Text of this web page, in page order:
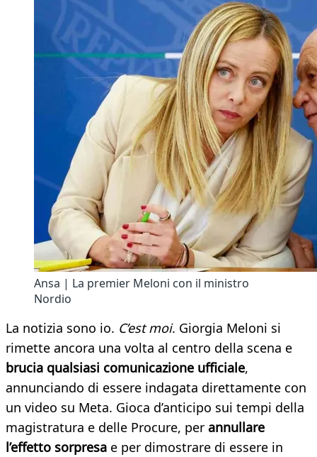
Ansa | La premier Meloni con il ministro
Nordio
La notizia sono io. C’est moi. Giorgia Meloni si
rimette ancora una volta al centro della scena e
brucia qualsiasi comunicazione ufficiale,
annunciando di essere indagata direttamente con
un video su Meta. Gioca d’anticipo sui tempi della
magistratura e delle Procure, per annullare
l’effetto sorpresa e per dimostrare di essere in